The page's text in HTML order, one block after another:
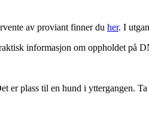
av proviant finner du her. I
informasjon om oppholdet på
er plass til en hund i yttergangen.